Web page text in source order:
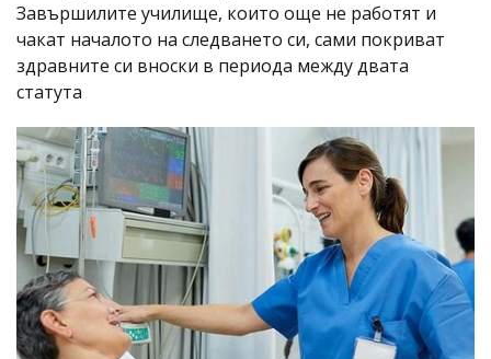
Завършилите училище, които още не работят и
чакат началото на следването си, сами покриват
здравните си вноски в периода между двата
статута